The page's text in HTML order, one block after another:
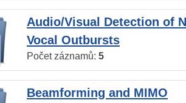
Audio/Visual Detection of
Vocal Outbursts
Počet záznamů: 5
Beamforming and MIMO